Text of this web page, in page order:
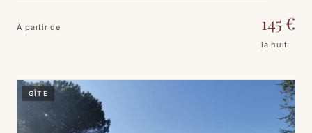
À partir de 145 €
la nuit
GÎTE